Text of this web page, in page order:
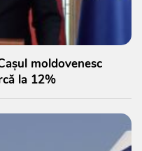
moldovenesc
la 12%